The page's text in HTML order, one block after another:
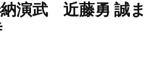
演武 近藤勇 誠ま